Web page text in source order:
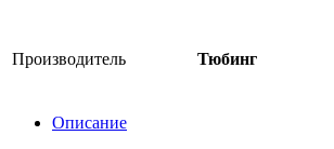
Производитель Тюбинг
Описание